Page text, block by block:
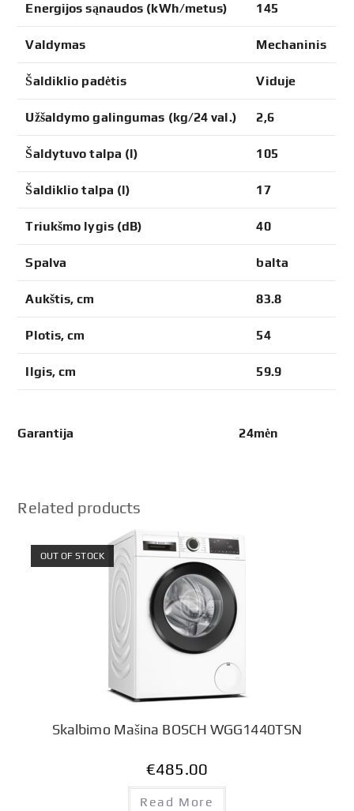
Energijos sąnaudos (kWh/metus) 145
Valdymas Mechaninis
Šaldiklio padėtis Viduje
Užšaldymo galingumas (kg/24 val.) 2,6
Šaldytuvo talpa (l) 105
Šaldiklio talpa (l) 17
Triukšmo lygis (dB) 40
Spalva balta
Aukštis, cm 83.8
Plotis, cm 54
Ilgis, cm 59.9
Garantija 24mėn
Related products
OUT OF STOCK
Skalbimo Mašina BOSCH WGG1440TSN
€485.00
Read More